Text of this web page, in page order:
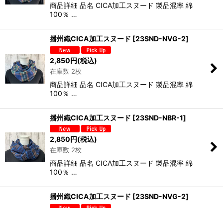
商品詳細 品名 CICA加工スヌード 製品混率 綿
100％ …
播州織CICA加工スヌード [23SND-NVG-2]
2,850円(税込)
在庫数 2枚
商品詳細 品名 CICA加工スヌード 製品混率 綿
100％ …
播州織CICA加工スヌード [23SND-NBR-1]
2,850円(税込)
在庫数 2枚
商品詳細 品名 CICA加工スヌード 製品混率 綿
100％ …
播州織CICA加工スヌード [23SND-NVG-2]